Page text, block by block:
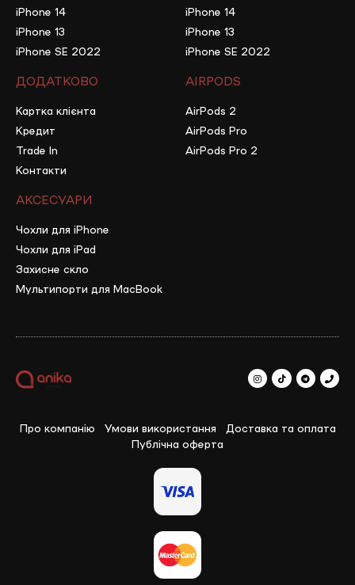
iPhone 14
iPhone 13
iPhone SE 2022
iPhone 14
iPhone 13
iPhone SE 2022
ДОДАТКОВО
Картка клієнта
Кредит
Trade In
Контакти
AIRPODS
AirPods 2
AirPods Pro
AirPods Pro 2
АКСЕСУАРИ
Чохли для iPhone
Чохли для iPad
Захисне скло
Мультипорти для MacBook
Про компанію Умови використання
Доставка та оплата
Публічна оферта